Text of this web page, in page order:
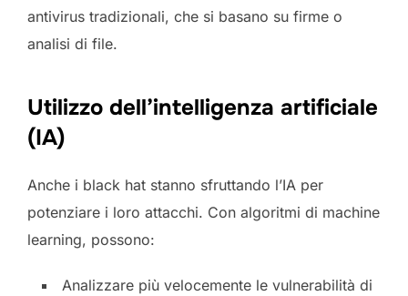
antivirus tradizionali, che si basano su firme o
analisi di file.
Utilizzo dell’intelligenza artificiale
(IA)
Anche i black hat stanno sfruttando l’IA per
potenziare i loro attacchi. Con algoritmi di machine
learning, possono:
Analizzare più velocemente le vulnerabilità di